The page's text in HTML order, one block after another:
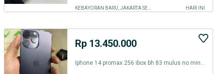
HARI INI
Rp 13.450.000